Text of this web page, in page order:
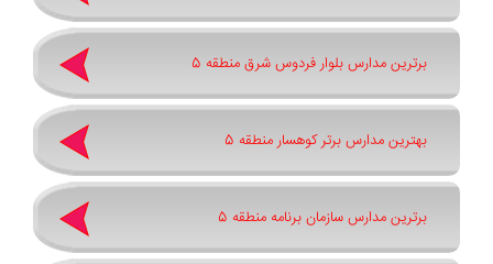
برترین مدارس بلوار فردوس شرق منطقه 5
بهترین مدارس برتر کوهسار منطقه 5
برترین مدارس سازمان برنامه منطقه 5